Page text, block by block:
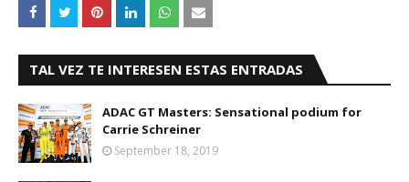
TAL VEZ TE INTERESEN ESTAS ENTRADAS
ADAC GT Masters: Sensational podium for
Carrie Schreiner
September 18, 2019